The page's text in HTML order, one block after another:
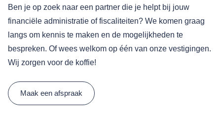
Ben je op zoek naar een partner die je helpt bij jouw
financiële administratie of fiscaliteiten? We komen graag
langs om kennis te maken en de mogelijkheden te
bespreken. Of wees welkom op één van onze vestigingen.
Wij zorgen voor de koffie!
Maak een afspraak